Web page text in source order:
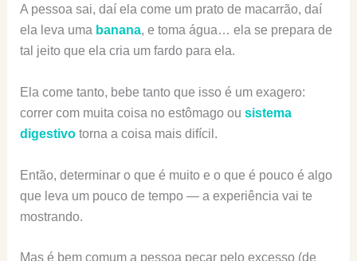
A pessoa sai, daí ela come um prato de macarrão, daí
ela leva uma banana, e toma água… ela se prepara de
tal jeito que ela cria um fardo para ela.
Ela come tanto, bebe tanto que isso é um exagero:
correr com muita coisa no estômago ou sistema
digestivotorna a coisa mais difícil.
Então, determinar o que é muito e o que é pouco é algo
que leva um pouco de tempo — a experiência vai te
mostrando.
Mas é bem comum a pessoa pecar pelo excesso (de